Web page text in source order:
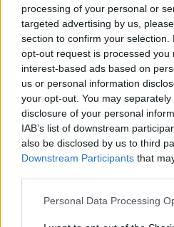
processing of your personal or
targeted advertising by us,
section to confirm your
opt-out request is processed you
interest-based ads based on
us or personal information
your opt-out. You may
disclosure of your personal
IAB’s list of downstream
also be disclosed by us to third
Downstream Participants that
Personal Data Processing